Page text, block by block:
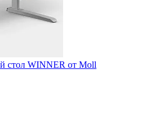
стол WINNER от Moll